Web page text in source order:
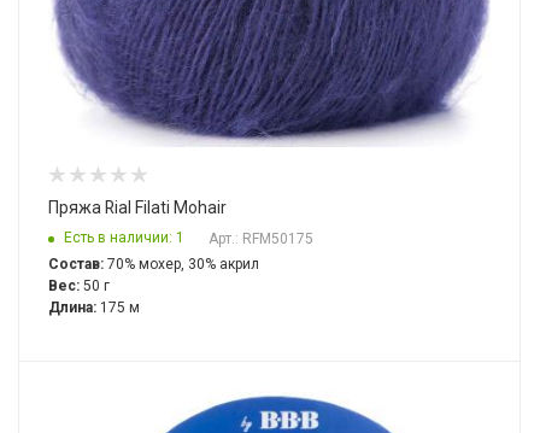
Пряжа Rial Filati Mohair
Есть в наличии: 1
Арт.: RFM50175
Состав: 70% мохер, 30% акрил
Вес: 50 г
Длина: 175 м